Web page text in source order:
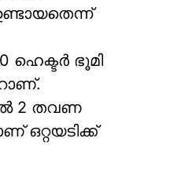
ഹെക്ടര്‍ ഭൂമി
2 തവണ
ഒറ്റയടിക്ക്